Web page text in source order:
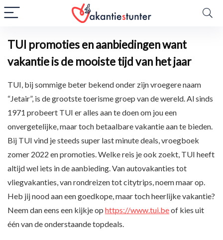
TUI promoties en aanbiedingen want
vakantie is de mooiste tijd van het jaar
TUI, bij sommige beter bekend onder zijn vroegere naam
“Jetair”, is de grootste toerisme groep van de wereld. Al sinds
1971 probeert TUI er alles aan te doen om jou een
onvergetelijke, maar toch betaalbare vakantie aan te bieden.
Bij TUI vind je steeds super last minute deals, vroegboek
zomer 2022 en promoties. Welke reis je ook zoekt, TUI heeft
altijd wel iets in de aanbieding. Van autovakanties tot
vliegvakanties, van rondreizen tot citytrips, noem maar op.
Heb jij nood aan een goedkope, maar toch heerlijke vakantie?
Neem dan eens een kijkje op https://www.tui.beof kies uit
één van de onderstaande topdeals.